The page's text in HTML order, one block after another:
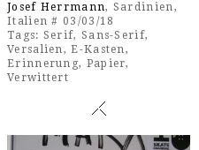
Josef Herrmann, Sardinien,
Italien # 03/03/18
Tags: Serif, Sans-Serif,
Versalien,E-Kasten,
Erinnerung, Papier,
Verwittert